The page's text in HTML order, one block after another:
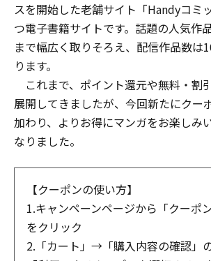
スを開始した老舗サイト「Handyコミ
つ電子書籍サイトです。話題の人気作
まで幅広く取りそろえ、配信作品数は
ります。
これまで、ポイント還元や無料・割
展開してきましたが、今回新たにクー
加わり、よりお得にマンガをお楽しみ
なりました。
【クーポンの使い方】
1.キャンペーンページから「クーポ
をクリック
2.「カート」→「購入内容の確認」の